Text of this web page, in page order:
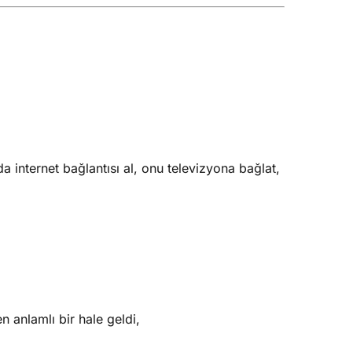
internet bağlantısı al, onu televizyona bağlat,
anlamlı bir hale geldi,